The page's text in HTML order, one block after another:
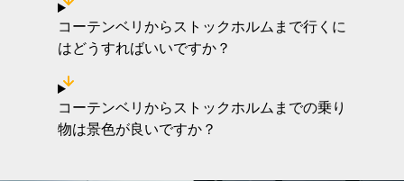
コーテンベリからストックホルムまで行くに
はどうすればいいですか？
コーテンベリからストックホルムまでの乗り
物は景色が良いですか？